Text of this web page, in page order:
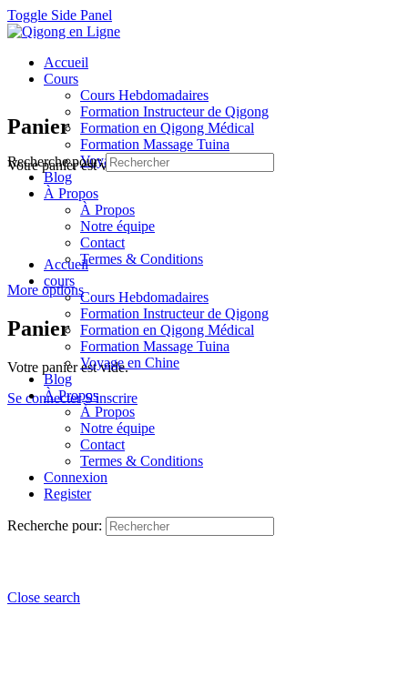
Toggle Side Panel
Accueil
Cours
Cours Hebdomadaires
Formation Instructeur de Qigong
Formation en Qigong Médical
Formation Massage Tuina
Voyage en Chine
Blog
À Propos
À Propos
Notre équipe
Contact
Termes & Conditions
More options
Panier
Votre panier est vide.
Se connecter S'inscrire
Panier
Votre panier est vide.
Recherche pour:
Accueil
cours
Cours Hebdomadaires
Formation Instructeur de Qigong
Formation en Qigong Médical
Formation Massage Tuina
Voyage en Chine
Blog
À Propos
À Propos
Notre équipe
Contact
Termes & Conditions
Connexion
Register
Recherche pour:
Close search